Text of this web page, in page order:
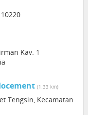
Kav. 1
(1.33 km)
Tengsin, Kecamatan